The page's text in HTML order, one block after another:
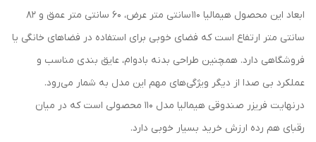
ابعاد این محصول هیمالیا 110 سانتی‌ متر عرض، ۶۰ سانتی‌ متر عمق و ۸۲
سانتی‌ متر ارتفاع است که فضای خوبی برای استفاده در فضاهای خانگی یا
فروشگاهی دارد. همچنین طراحی بدنه بادوام، عایق‌ بندی مناسب و
عملکرد بی‌ صدا از دیگر ویژگی‌های مهم این مدل به شمار می‌رود.
درنهایت فریزر صندوقی هیمالیا مدل ۱۱۰ محصولی است که در میان
رقبای هم رده ارزش خرید بسیار خوبی دارد.